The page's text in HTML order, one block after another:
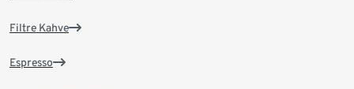
Filtre Kahve
Espresso